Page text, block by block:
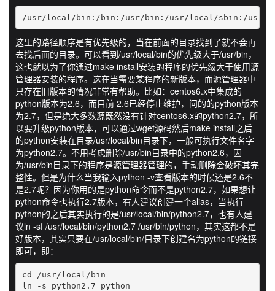
/usr/local/bin:/bin:/usr/bin:/usr/local/sbin:/usr/
这里的路径顺序是有优先级的，当在前面的目录找到了就不会再
去找后面的目录。可以看到/usr/local/bin的优先级大于/usr/bin，
这也就以为了你通过make install安装的程序的优先级大于使用源
管理器安装的程序。这在当需要某程序的新版本，而源管理器中
只存在旧版本的情况非常有帮助。比如：centos6.x中集成的
python版本为2.6，而目前 2.6已经停止维护，问的的python版本
为2.7，但是绝大多数源既然没有针对centos6.x的python2.7，所
以要升级python版本，可以通过wget源码然后make install之后
的python安装在目录/usr/local/bin目录下，一般可执行文件名字
为python2.7。不用考虑删除/usr/bin目录中的python2.6，因
为/usr/bin目录下的程序是源管理器管理的，手动删除会破坏其完
整性。但是为什么当我输入python -v查看版本的时候还是2.6不
是2.7呢？因为你用的是python命令而不是python2.7，如果想让
python命令也执行2.7版本，有人建议创建一个alias，当执行
python的之后其实执行的是/usr/local/bin/python2.7，也有人建
议ln -sf /usr/local/bin/python2.7 /usr/bin/python，其实这都不是
好版本，其实只要在/usr/local/bin/目录下创建名为python的链接
即可，即：
cd /usr/local/bin
ln -s python2.7 python